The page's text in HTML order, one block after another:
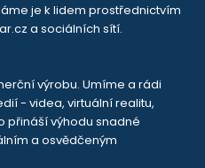
je k lidem prostřednictvím
a sociálních sítí.
výrobu. Umíme a rádi
- videa, virtuální realitu,
přináší výhodu snadné
a osvědčeným